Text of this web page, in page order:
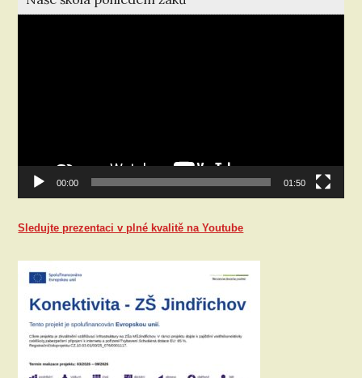
00:00 01:50
Sledujte prezentaci v plné kvalitě na Youtube